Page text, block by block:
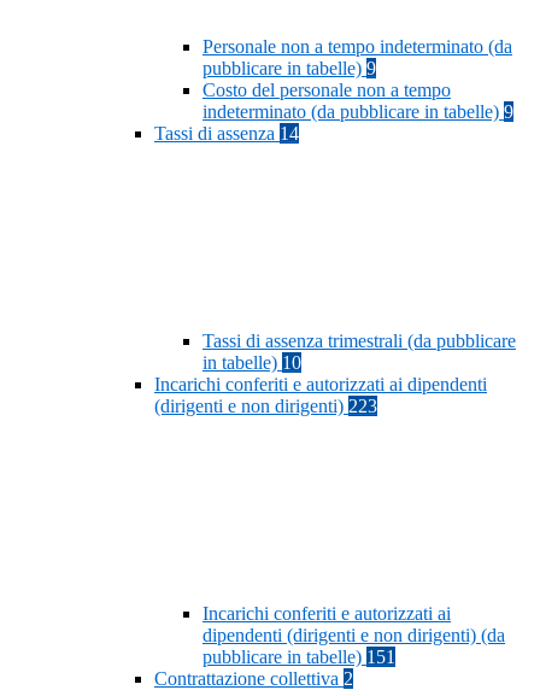
Personale non a tempo indeterminato (da
pubblicare in tabelle) 9
Costo del personale non a tempo
indeterminato (da pubblicare in tabelle) 9
Tassi di assenza 14
Tassi di assenza trimestrali (da pubblicare
in tabelle) 10
Incarichi conferiti e autorizzati ai dipendenti
(dirigenti e non dirigenti) 223
Incarichi conferiti e autorizzati ai
dipendenti (dirigenti e non dirigenti) (da
pubblicare in tabelle) 151
Contrattazione collettiva 2